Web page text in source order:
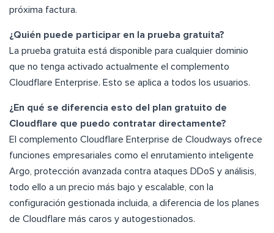
próxima factura.
¿Quién puede participar en la prueba gratuita?
La prueba gratuita está disponible para cualquier dominio
que no tenga activado actualmente el complemento
Cloudflare Enterprise. Esto se aplica a todos los usuarios.
¿En qué se diferencia esto del plan gratuito de
Cloudflare que puedo contratar directamente?
El complemento Cloudflare Enterprise de Cloudways ofrece
funciones empresariales como el enrutamiento inteligente
Argo, protección avanzada contra ataques DDoS y análisis,
todo ello a un precio más bajo y escalable, con la
configuración gestionada incluida, a diferencia de los planes
de Cloudflare más caros y autogestionados.